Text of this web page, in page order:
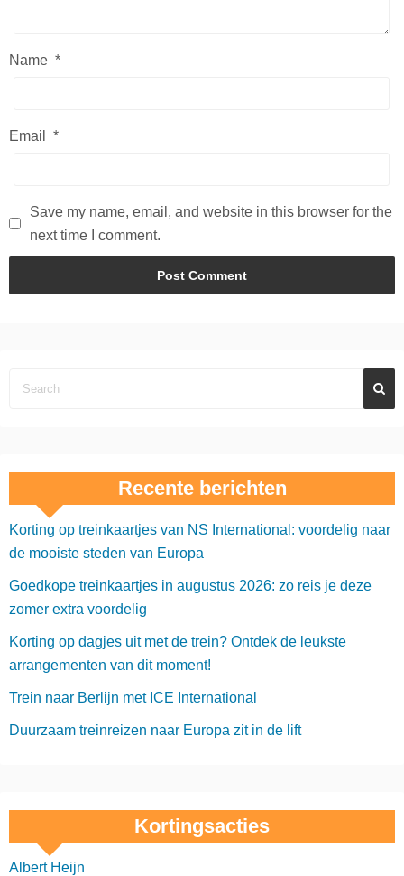
Name *
Email *
Save my name, email, and website in this browser for the
next time I comment.
Recente berichten
Korting op treinkaartjes van NS International: voordelig naar
de mooiste steden van Europa
Goedkope treinkaartjes in augustus 2026: zo reis je deze
zomer extra voordelig
Korting op dagjes uit met de trein? Ontdek de leukste
arrangementen van dit moment!
Trein naar Berlijn met ICE International
Duurzaam treinreizen naar Europa zit in de lift
Kortingsacties
Albert Heijn